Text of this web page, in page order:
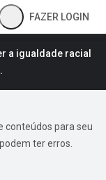
FAZER LOGIN
a igualdade racial
.
conteúdos para seu
ter erros.